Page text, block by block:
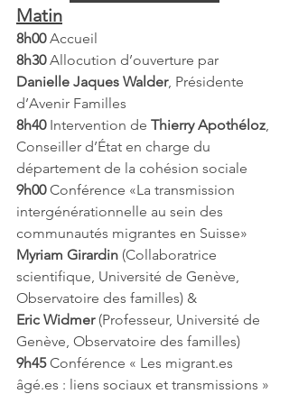
Matin
8h00 Accueil
8h30 Allocution d’ouverture par
Danielle Jaques Walder, Présidente
d’Avenir Familles
8h40 Intervention de Thierry Apothéloz
Conseiller d’État en charge du
département de la cohésion sociale
9h00 Conférence «La transmission
intergénérationnelle au sein des
communautés migrantes en Suisse»
Myriam Girardin (Collaboratrice
scientifique, Université de Genève,
Observatoire des familles) &
Eric Widmer (Professeur, Université de
Genève, Observatoire des familles)
9h45 Conférence « Les migrant.es
âgé.es : liens sociaux et transmissions »